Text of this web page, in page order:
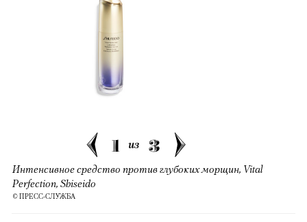
1 из 3
Интенсивное средство против глубоких морщин, Vital
Perfection, Shiseido
© ПРЕСС-СЛУЖБА